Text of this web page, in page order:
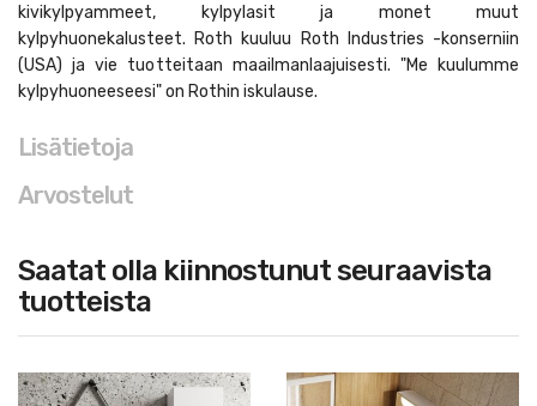
kivikylpyammeet, kylpylasit ja monet muut
kylpyhuonekalusteet. Roth kuuluu Roth Industries -konserniin
(USA) ja vie tuotteitaan maailmanlaajuisesti. "Me kuulumme
kylpyhuoneeseesi" on Rothin iskulause.
Lisätietoja
Arvostelut
Saatat olla kiinnostunut seuraavista
tuotteista